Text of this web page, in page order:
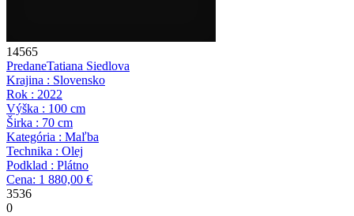
14565
PredaneTatiana Siedlova
Krajina : Slovensko
Rok : 2022
Výška : 100 cm
Širka : 70 cm
Kategória : Maľba
Technika : Olej
Podklad : Plátno
Cena: 1 880,00 €
3536
0